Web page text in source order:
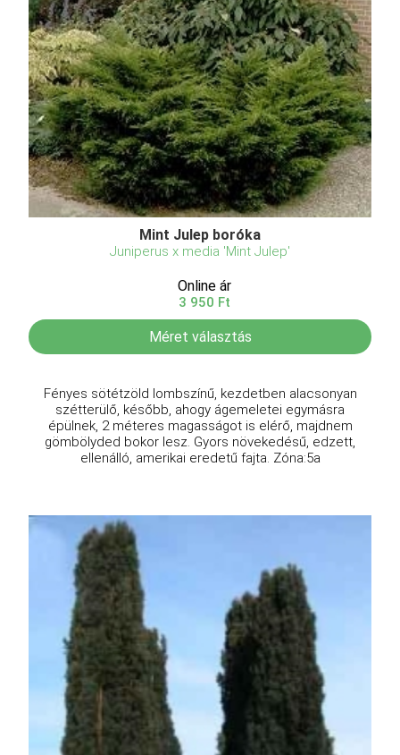
Mint Julep boróka
Juniperus x media 'Mint Julep'
Online ár
3 950 Ft
Méret választás
Fényes sötétzöld lombszínű, kezdetben alacsonyan
szétterülő, később, ahogy ágemeletei egymásra
épülnek, 2 méteres magasságot is elérő, majdnem
gömbölyded bokor lesz. Gyors növekedésű, edzett,
ellenálló, amerikai eredetű fajta. Zóna:5a